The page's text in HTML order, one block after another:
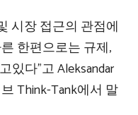
시장 접근의 관점에
한편으로는 규제,
있다”고 Aleksandar
Think-Tank에서 말